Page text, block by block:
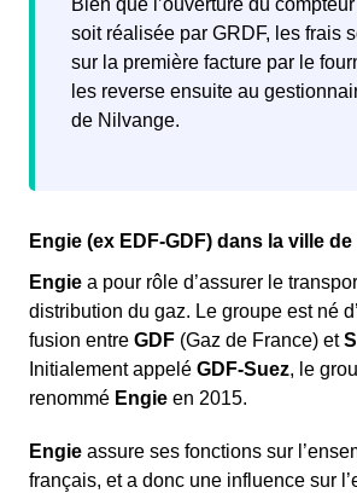
frais pour la consommation d’énergie
locataire.
Bien que l’ouverture du
soit réalisée par GRDF, les frais
sur la première facture par le
les reverse ensuite au
de Nilvange.
Engie (ex EDF-GDF) dans la ville
Engie a pour rôle d’assurer le
distribution du gaz. Le groupe est né
fusion entre GDF (Gaz de France) et
Initialement appelé GDF-Suez, le
renommé Engie en 2015.
Engie assure ses fonctions sur
français, et a donc une influence sur